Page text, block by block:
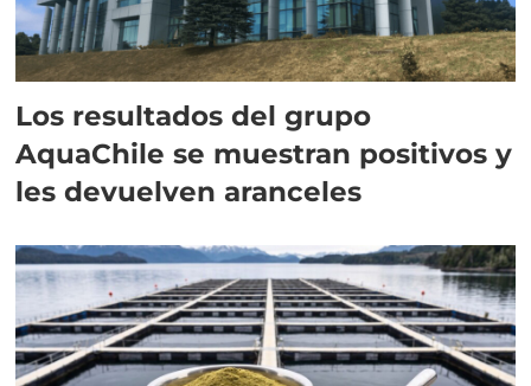
Los resultados del grupo
AquaChile se muestran positivos y
les devuelven aranceles